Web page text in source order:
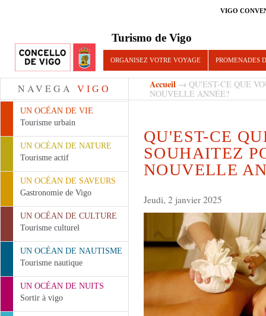
VIGO
Turismo de Vigo
ORGANISEZ VOTRE VOYAGE PROMENADES
NAVEGA VIGO
UN OCÉAN DE VIE
Tourisme urbain
UN OCÉAN DE NATURE
Tourisme actif
UN OCÉAN DE SAVEURS
Gastronomie de Vigo
UN OCÉAN DE CULTURE
Tourisme culturel
UN OCÉAN DE NAUTISME
Tourisme nautique
UN OCÉAN DE NUITS
Sortir à vigo
Accueil → QU'EST-CE QUE
NOUVELLE ANNÉE?
QU'EST-CE
SOUHAITEZ
NOUVELLE
Jeudi, 2 janvier 2025